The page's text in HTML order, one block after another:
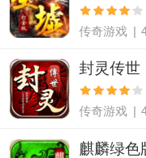
传奇游戏 |
封灵传世
传奇游戏 |
麒麟绿色